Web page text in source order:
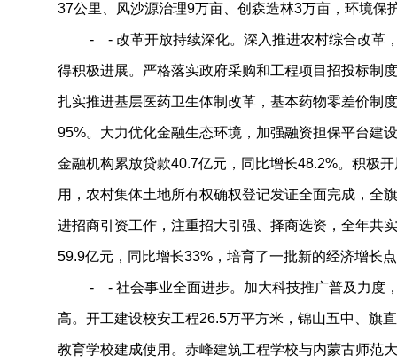
37公里、风沙源治理9万亩、创森造林3万亩，环境保
- - 改革开放持续深化。深入推进农村综合改革，
得积极进展。严格落实政府采购和工程项目招投标制
扎实推进基层医药卫生体制改革，基本药物零差价制
95%。大力优化金融生态环境，加强融资担保平台建
金融机构累放贷款40.7亿元，同比增长48.2%。积极
用，农村集体土地所有权确权登记发证全面完成，全
进招商引资工作，注重招大引强、择商选资，全年共
59.9亿元，同比增长33%，培育了一批新的经济增长
- - 社会事业全面进步。加大科技推广普及力度，
高。开工建设校安工程26.5万平方米，锦山五中、旗
教育学校建成使用。赤峰建筑工程学校与内蒙古师范